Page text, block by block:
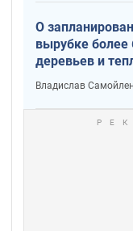
О
вырубке более
деревьев и
что происходит
Теремках в
Владислав